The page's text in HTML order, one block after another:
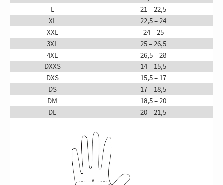
L
21 – 22,5
XL
22,5 – 24
XXL
24 – 25
3XL
25 – 26,5
4XL
26,5 – 28
DXXS
14 – 15,5
DXS
15,5 – 17
DS
17 – 18,5
DM
18,5 – 20
DL
20 – 21,5